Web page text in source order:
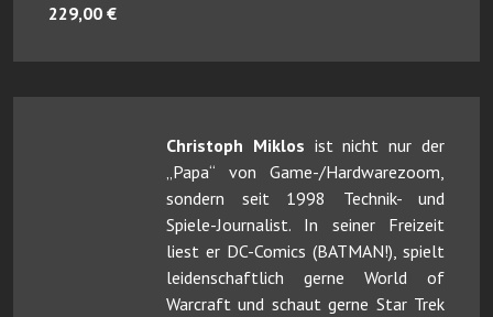
229,00 €
Christoph Miklos ist nicht nur der
„Papa“ von Game-/Hardwarezoom,
sondern seit 1998 Technik- und
Spiele-Journalist. In seiner Freizeit
liest er DC-Comics (BATMAN!), spielt
leidenschaftlich gerne World of
Warcraft und schaut gerne Star Trek